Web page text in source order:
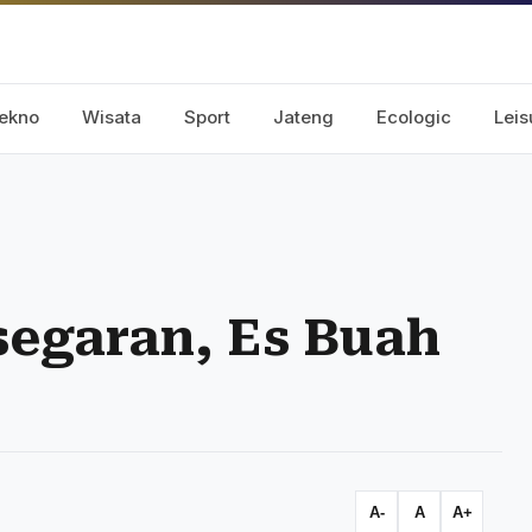
Wisata Sport Jateng Ecologic
Es Buah
A- A A+